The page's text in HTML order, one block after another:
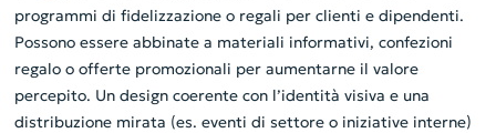
programmi di fidelizzazione o regali per clienti e dipendenti.
Possono essere abbinate a materiali informativi, confezioni
regalo o offerte promozionali per aumentarne il valore
percepito. Un design coerente con l’identità visiva e una
distribuzione mirata (es. eventi di settore o iniziative interne)